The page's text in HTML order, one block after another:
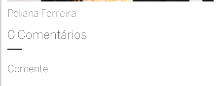
Poliana Ferreira
0 Comentários
Comente